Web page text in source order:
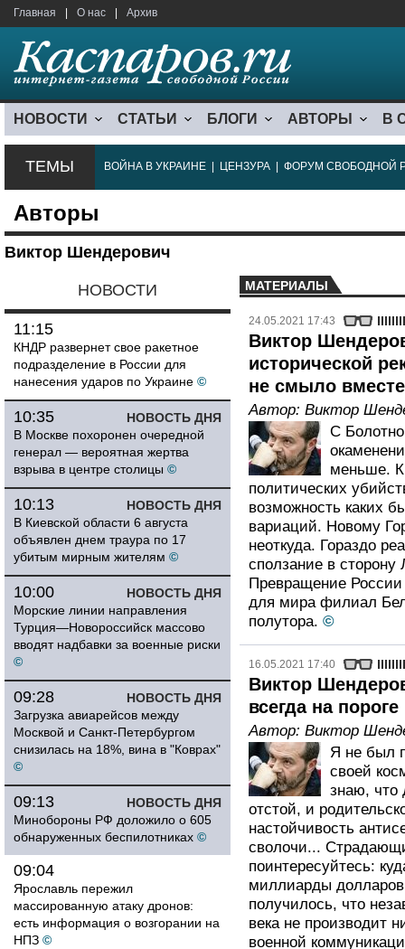
Главная О нас Архив
НОВОСТИ СТАТЬИ БЛОГИ АВТОРЫ В
ТЕМЫ ВОЙНА В УКРАИНЕ ЦЕНЗУРА ФОРУМ СВОБОДНОЙ
Авторы
Виктор Шендерович
НОВОСТИ
11:15
КНДР развернет свое ракетное
подразделение в России для
нанесения ударов по Украине ©
НОВОСТЬ ДНЯ
10:35
В Москве похоронен очередной
генерал — вероятная жертва
взрыва в центре столицы ©
НОВОСТЬ ДНЯ
10:13
В Киевской области 6 августа
объявлен днем траура по 17
убитым мирным жителям ©
НОВОСТЬ ДНЯ
10:00
Морские линии направления
Турция—Новороссийск массово
вводят надбавки за военные риски
©
НОВОСТЬ ДНЯ
09:28
Загрузка авиарейсов между
Москвой и Санкт-Петербургом
снизилась на 18%, вина в "Коврах"
©
НОВОСТЬ ДНЯ
09:13
Минобороны РФ доложило о 605
обнаруженных беспилотниках ©
09:04
Ярославль пережил
массированную атаку дронов:
есть информация о возгорании на
НПЗ ©
МАТЕРИАЛЫ
24.05.2021 17:43
Виктор
исторической
не смыло
Автор: Виктор
С
меньше.
политических
возможность каких
вариаций. Новому
неоткуда. Гораздо
сползание в
Превращение России
для мира филиал
полутора. ©
16.05.2021 17:40
Виктор
всегда на пороге
Автор: Виктор
Я не был
своей
знаю, что
отстой, и
настойчивость
сволочи...
поинтересуйтесь:
миллиарды
получилось, что
века не производит
военной